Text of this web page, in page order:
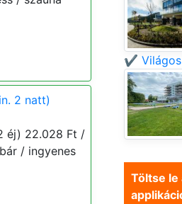
2 natt)
éj) 22.028 Ft /
/ ingyenes
✔️ Világos
Töltse le